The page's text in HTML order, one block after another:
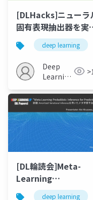
[DLHacks]ニューラ
固有表現抽出器を実
してみた話deep learning
Deep
Learning
[DL輪読会]Meta-
Learning
Probabilistic
deep learning